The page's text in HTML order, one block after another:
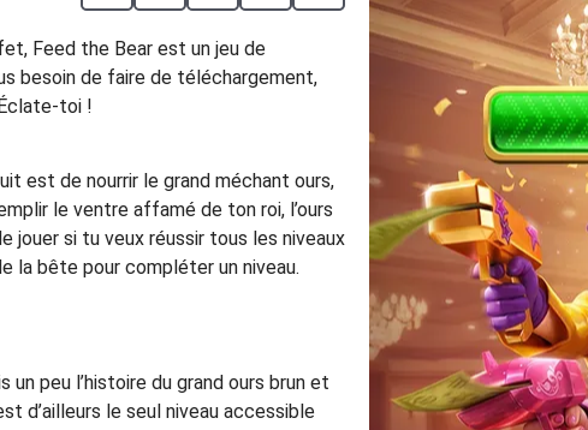
Feed the Bear est un jeu de
besoin de faire de téléchargement,
toi !
est de nourrir le grand méchant ours,
le ventre affamé de ton roi, l’ours
jouer si tu veux réussir tous les niveaux
la bête pour compléter un niveau.
peu l’histoire du grand ours brun et
d’ailleurs le seul niveau accessible